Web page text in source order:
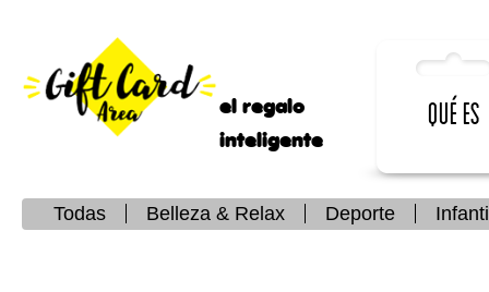
el regalo
inteligente
Qué es
Todas Belleza & Relax Deporte